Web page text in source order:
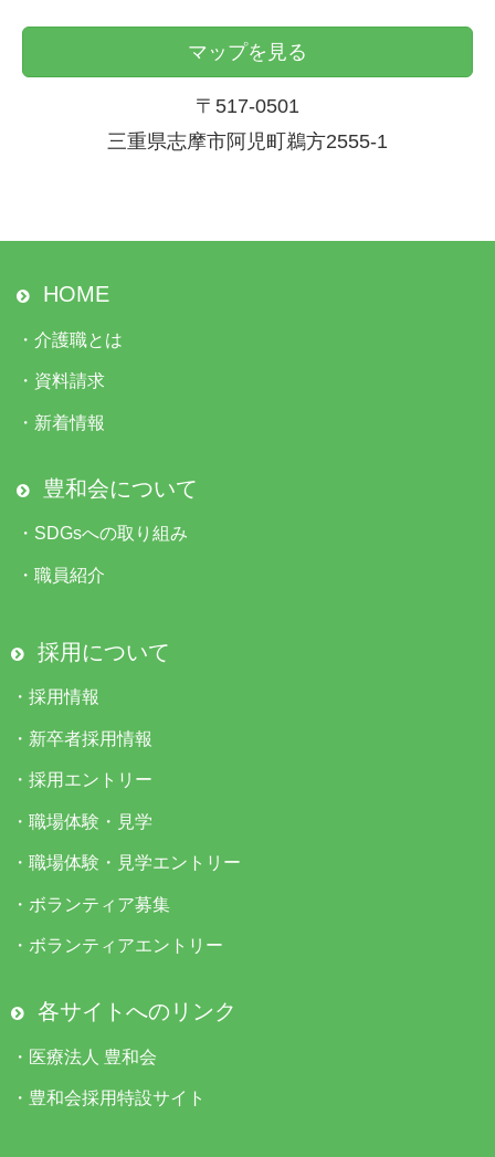
マップを見る
〒517-0501
三重県志摩市阿児町鵜方2555-1
HOME
・ 介護職とは
・ 資料請求
・ 新着情報
豊和会について
・ SDGsへの取り組み
・ 職員紹介
採用について
・ 採用情報
・ 新卒者採用情報
・ 採用エントリー
・ 職場体験・見学
・ 職場体験・見学エントリー
・ ボランティア募集
・ ボランティアエントリー
各サイトへのリンク
・ 医療法人 豊和会
・ 豊和会採用特設サイト